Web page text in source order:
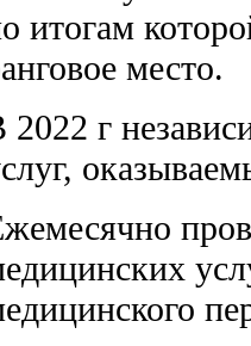
итогам
место.
2022 г